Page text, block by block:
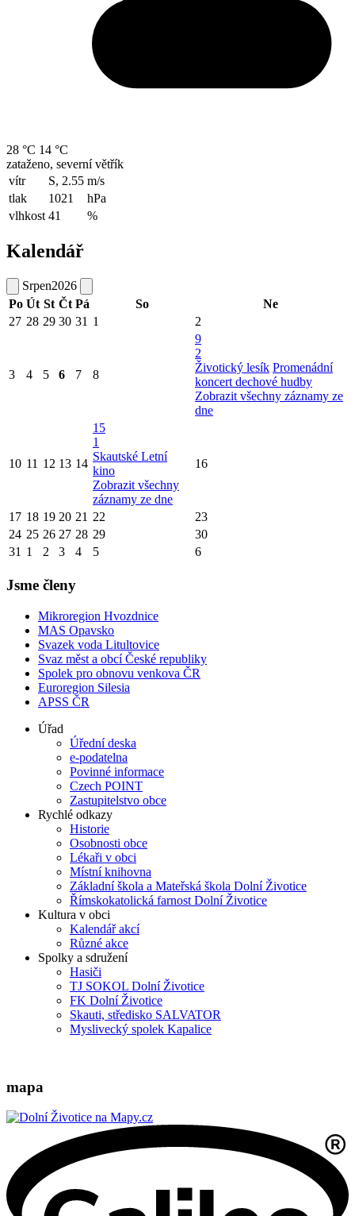
28 °C 14 °C
zataženo, severní větřík
vítr
S, 2.55 m/s
tlak
1021
hPa
vlhkost 41 %
Kalendář
Srpen2026
Po Út St Čt Pá So
Ne
27 28 29 30 31 1 2
3 4 5 6 7 8
9
2
Životický lesík Promenádní
koncert dechové hudby
Zobrazit všechny záznamy ze
dne
10 11 12 13 14
15
1
Skautské Letní
kino
Zobrazit všechny
záznamy ze dne
16
17 18 19 20 21 22
23
24 25 26 27 28 29
30
31 1 2 3 4 5 6
Jsme členy
Mikroregion Hvozdnice
MAS Opavsko
Svazek voda Litultovice
Svaz měst a obcí České republiky
Spolek pro obnovu venkova ČR
Euroregion Silesia
APSS ČR
Úřad
Úřední deska
e-podatelna
Povinné informace
Czech POINT
Zastupitelstvo obce
Rychlé odkazy
Historie
Osobnosti obce
Lékaři v obci
Místní knihovna
Základní škola a Mateřská škola Dolní Životice
Římskokatolická farnost Dolní Životice
Kultura v obci
Kalendář akcí
Různé akce
Spolky a sdružení
Hasiči
TJ SOKOL Dolní Životice
FK Dolní Životice
Skauti, středisko SALVATOR
Myslivecký spolek Kapalice
mapa